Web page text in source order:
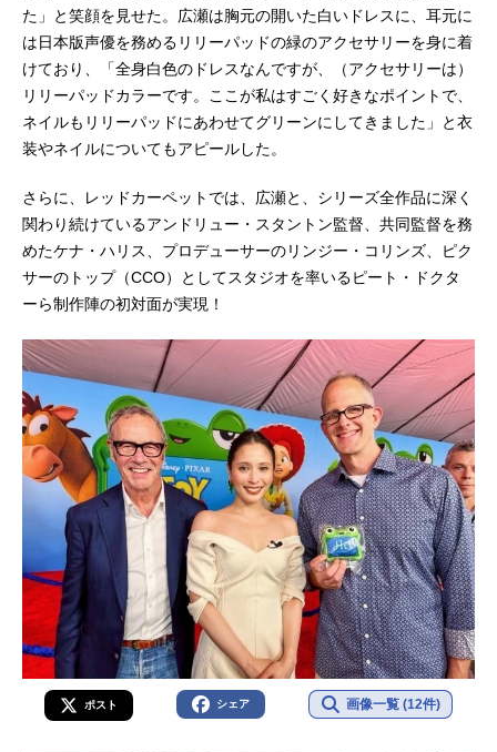
た」と笑顔を見せた。広瀬は胸元の開いた白いドレスに、耳元に
は日本版声優を務めるリリーパッドの緑のアクセサリーを身に着
けており、「全身白色のドレスなんですが、（アクセサリーは）
リリーパッドカラーです。ここが私はすごく好きなポイントで、
ネイルもリリーパッドにあわせてグリーンにしてきました」と衣
装やネイルについてもアピールした。
さらに、レッドカーペットでは、広瀬と、シリーズ全作品に深く
関わり続けているアンドリュー・スタントン監督、共同監督を務
めたケナ・ハリス、プロデューサーのリンジー・コリンズ、ピク
サーのトップ（CCO）としてスタジオを率いるピート・ドクタ
ーら制作陣の初対面が実現！
ポスト シェア 画像一覧 (12件)